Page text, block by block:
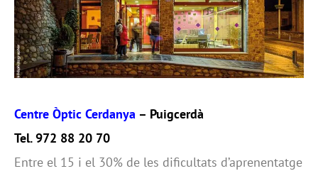
Centre Òptic Cerdanya – Puigcerdà
Tel. 972 88 20 70
Entre el 15 i el 30% de les dificultats d’aprenentatge